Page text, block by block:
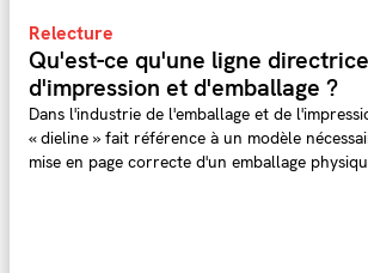
Relecture
Qu'est-ce qu'une ligne
d'impression et d'emballage ?
Dans l'industrie de l'emballage et de
« dieline » fait référence à un modèle
mise en page correcte d'un emballage